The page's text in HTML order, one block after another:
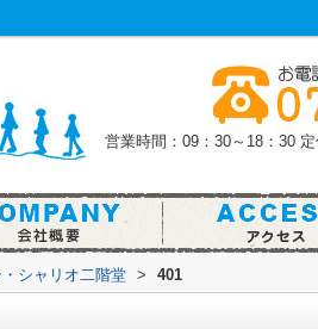
営業時間：09：30～18：30
シャリオ二階堂 > 401